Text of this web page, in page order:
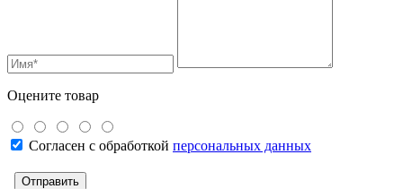
Оцените товар
Согласен с обработкой персональных данных
Отправить